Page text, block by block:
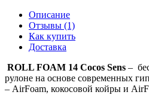
Описание
Отзывы (1)
Как купить
Доставка
ROLL FOAM 14 Cocos Sens –
рулоне на основе современных
– AirFoam, кокосовой койры и